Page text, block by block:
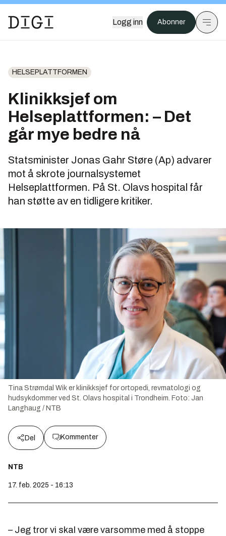
Logg inn Abonner
HELSEPLATTFORMEN
Klinikksjef om
Helseplattformen: – Det
går mye bedre nå
Statsminister Jonas Gahr Støre (Ap) advarer
mot å skrote journalsystemet
Helseplattformen. På St. Olavs hospital får
han støtte av en tidligere kritiker.
Tina Strømdal Wik er klinikksjef for ortopedi, revmatologi og
hudsykdommer ved St. Olavs hospital i Trondheim. Foto: Jan
Langhaug / NTB
Del Kommenter
NTB
17. feb. 2025 - 16:13
– Jeg tror vi skal være varsomme med å stoppe